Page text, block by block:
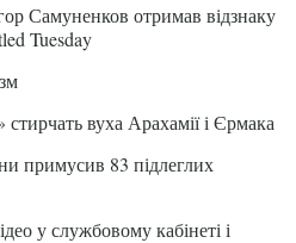
Самуненков отримав відзнаку
Tuesday
вуха Арахамії і Єрмака
примусив 83 підлеглих
у службовому кабінеті і